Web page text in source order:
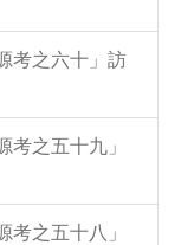
考之六十」訪
考之五十九」
考之五十八」